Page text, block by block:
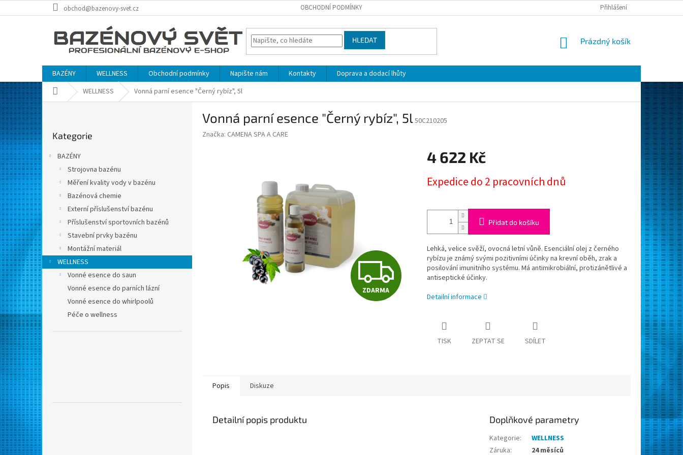
na
obchod@bazenovy-svet.cz OBCHODNÍ PODMÍNKY Přihlášení
HLEDAT
NÁKUPNÍ
Prázdný košík
BAZÉNY WELLNESS Obchodní podmínky Napište nám Kontakty
Doprava a dodací lhůty
Domů WELLNESS Vonná parní esence "Černý rybíz", 5l
n
l
kategorie
Kategorie
BAZÉNY
Strojovna bazénu
Měření kvality vody v bazénu
Bazénová chemie
Externí příslušenství bazénu
Příslušenství sportovních bazénů
Stavební prvky bazénu
Montážní materiál
WELLNESS
Vonné esence do saun
Vonné esence do parních lázní
Vonné esence do whirlpoolů
Péče o wellness
Vonná parní esence "Černý rybíz", 5l50C210205
Značka: CAMENA SPA A CARE
Z
D
ZDARMA
4 622 Kč
cena:
Expedice do 2 pracovních dnů
Přidat do košíku
Lehká, velice svěží, ovocná letní vůně. Esenciální olej z černého
rybízu je známý svými pozitivními účinky na krevní oběh, zrak a
posilování imunitního systému. Má antimikrobiální, protizánětlivé a
antiseptické účinky.
Detailní informace
TISK ZEPTAT SE SDÍLET
Popis Diskuze
Detailní popis produktu Doplňkové parametry
Kategorie:
WELLNESS
Záruka: 24 měsíců